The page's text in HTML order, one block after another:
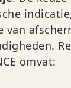
van
omvat: